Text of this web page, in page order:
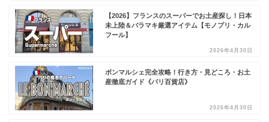
【2026】フランスのスーパーでお土産探し！日本
未上陸＆バラマキ厳選アイテム【モノプリ・カル
フール】
2026年4月30日
ボンマルシェ完全攻略！行き方・見どころ・お土
産徹底ガイド《パリ百貨店》
2026年4月30日